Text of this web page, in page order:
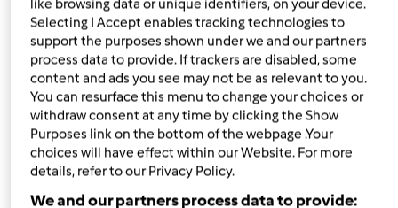
das Iscritto : 10.10.2013
Mar, 01/07/2014 - 15:06
Credo ke tu abbia capito in pieno cosa voglia dire!nn ha
senso stare col fucile puntato o fare da padroni di casa,
ma condividiamo un' unica passione " il bimby" e la
like browsing data or unique identifiers, on your device.
Selecting I Accept enables tracking technologies to
support the purposes shown under we and our partners
process data to provide. If trackers are disabled, some
content and ads you see may not be as relevant to you.
You can resurface this menu to change your choices or
withdraw consent at any time by clicking the Show
Purposes link on the bottom of the webpage .Your
choices will have effect within our Website. For more
details, refer to our Privacy Policy.
We and our partners process data to provide: